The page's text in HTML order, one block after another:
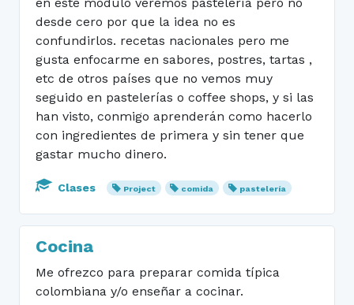
desde cero por que la idea no es
confundirlos. recetas nacionales pero me
gusta enfocarme en sabores, postres, tartas ,
etc de otros países que no vemos muy
seguido en pastelerías o coffee shops, y si las
han visto, conmigo aprenderán como hacerlo
con ingredientes de primera y sin tener que
gastar mucho dinero.
Clases Project comida pastelería
Cocina
Me ofrezco para preparar comida típica
colombiana y/o enseñar a cocinar.